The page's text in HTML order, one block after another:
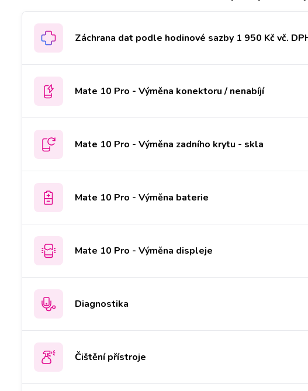
Záchrana dat podle hodinové sazby 1 950 Kč vč.
Mate 10 Pro - Výměna konektoru / nenabíjí
Mate 10 Pro - Výměna zadního krytu - skla
Mate 10 Pro - Výměna baterie
Mate 10 Pro - Výměna displeje
Diagnostika
Čištění přístroje